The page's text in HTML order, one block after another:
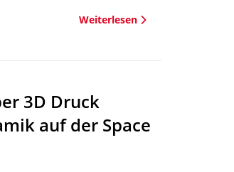
Weiterlesen
3D Druck
auf der Space